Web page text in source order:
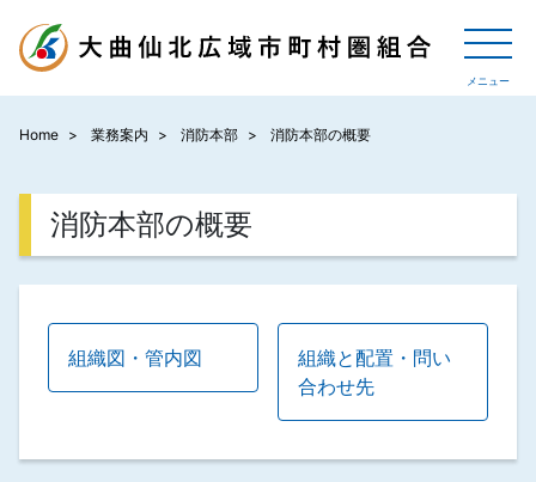
Home 業務案内 消防本部 消防本部の概要
消防本部の概要
組織図・管内図
組織と配置・問い
合わせ先